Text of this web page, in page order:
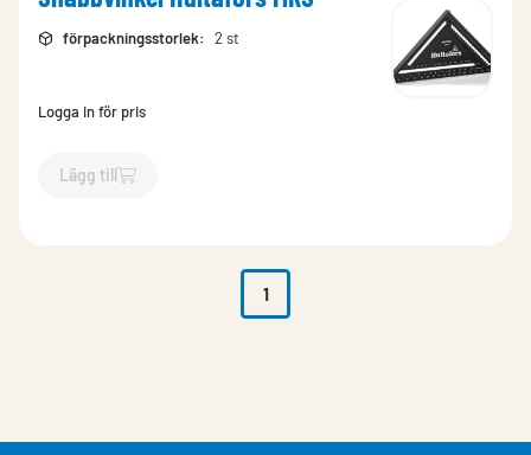
förpackningsstorlek: 2 st
Logga in för pris
Lägg till
`$Lägg till
1